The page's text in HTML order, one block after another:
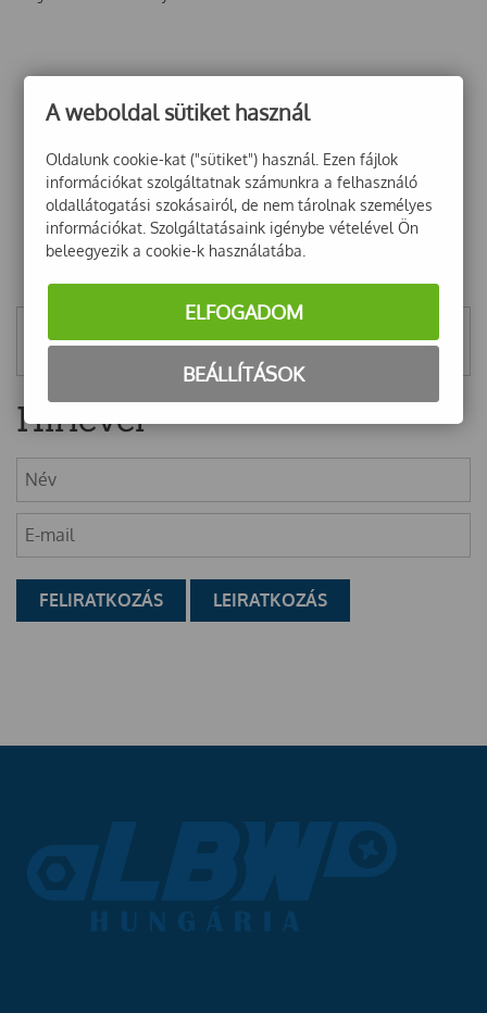
Mentett szűrők
Hírlevél
A weboldal sütiket használ
Oldalunk cookie-kat ("sütiket") használ. Ezen fájlok
információkat szolgáltatnak számunkra a felhasználó
oldallátogatási szokásairól, de nem tárolnak személyes
információkat. Szolgáltatásaink igénybe vételével Ön
beleegyezik a cookie-k használatába.
ELFOGADOM
BEÁLLÍTÁSOK